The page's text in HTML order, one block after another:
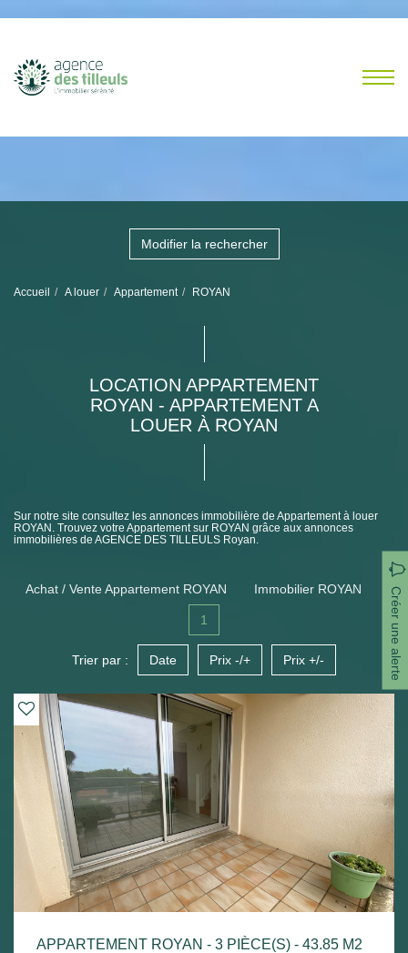
Modifier la rechercher
Accueil A louer Appartement ROYAN
LOCATION APPARTEMENT
ROYAN - APPARTEMENT A
LOUER À ROYAN
Sur notre site consultez les annonces immobilière de Appartement à louer
ROYAN. Trouvez votre Appartement sur ROYAN grâce aux annonces
immobilières de AGENCE DES TILLEULS Royan.
Achat / Vente Appartement ROYAN Immobilier ROYAN Créer une alerte
1
Trier par : Date Prix -/+ Prix +/-
APPARTEMENT ROYAN - 3 PIÈCE(S) - 43.85 M2